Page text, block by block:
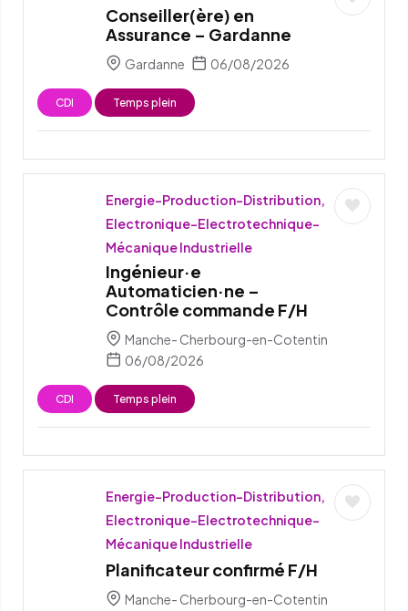
Conseiller(ère) en
Assurance – Gardanne
Gardanne 06/08/2026
CDI Temps plein
Energie-Production-Distribution,
Electronique-Electrotechnique-
Mécanique Industrielle
Ingénieur·e
Automaticien·ne –
Contrôle commande F/H
Manche- Cherbourg-en-Cotentin
06/08/2026
CDI Temps plein
Energie-Production-Distribution,
Electronique-Electrotechnique-
Mécanique Industrielle
Planificateur confirmé F/H
Manche- Cherbourg-en-Cotentin